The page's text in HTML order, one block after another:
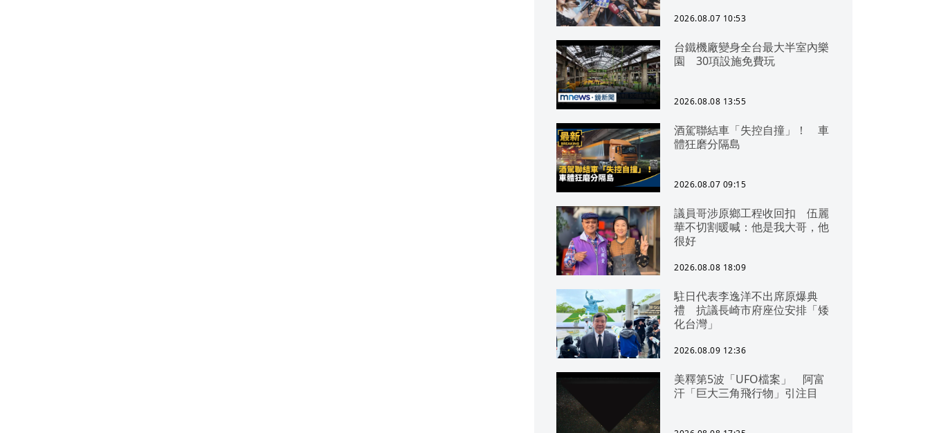
2026.08.07 10:53
台鐵機廠變身全台最大半室內樂
園 30項設施免費玩
2026.08.08 13:55
酒駕聯結車「失控自撞」！ 車
體狂磨分隔島
2026.08.07 09:15
議員哥涉原鄉工程收回扣 伍麗
華不切割暖喊：他是我大哥，他
很好
2026.08.08 18:09
駐日代表李逸洋不出席原爆典
禮 抗議長崎市府座位安排「矮
化台灣」
2026.08.09 12:36
美釋第5波「UFO檔案」 阿富
汗「巨大三角飛行物」引注目